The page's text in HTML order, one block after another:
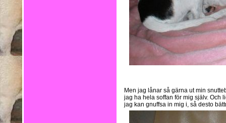
Men jag lånar så gärna ut min
jag ha hela soffan för mig själv. Och
jag kan gnuffsa in mig i, så desto